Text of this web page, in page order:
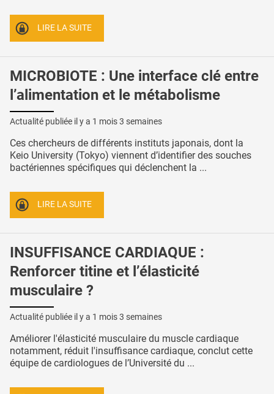
LIRE LA SUITE
MICROBIOTE : Une interface clé entre
l’alimentation et le métabolisme
Actualité publiée il y a 1 mois 3 semaines
Ces chercheurs de différents instituts japonais, dont la
Keio University (Tokyo) viennent d’identifier des souches
bactériennes spécifiques qui déclenchent la ...
LIRE LA SUITE
INSUFFISANCE CARDIAQUE :
Renforcer titine et l’élasticité
musculaire ?
Actualité publiée il y a 1 mois 3 semaines
Améliorer l'élasticité musculaire du muscle cardiaque
notamment, réduit l'insuffisance cardiaque, conclut cette
équipe de cardiologues de l’Université du ...